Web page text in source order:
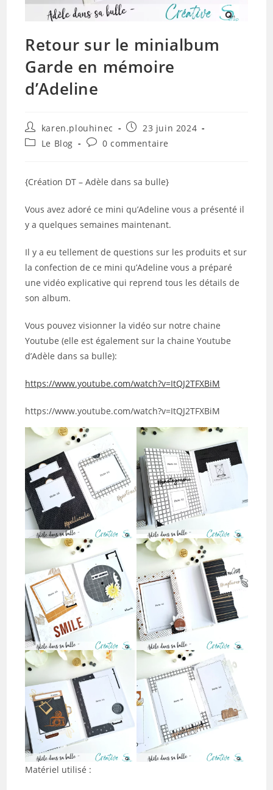
Retour sur le minialbum
Garde en mémoire
d’Adeline
Auteur/autrice
de
la
karen.plouhinec
Publication
publiée :
23 juin 2024
PostLe Blog
Commentaires
publication :
0 commentaire
{Création DT – Adèle dans sa bulle}
Vous avez adoré ce mini qu’Adeline vous a présenté il
y a quelques semaines maintenant.
Il y a eu tellement de questions sur les produits et sur
la confection de ce mini qu’Adeline vous a préparé
une vidéo explicative qui reprend tous les détails de
son album.
Vous pouvez visionner la vidéo sur notre chaine
Youtube (elle est également sur la chaine Youtube
d’Adèle dans sa bulle):
https://www.youtube.com/watch?v=ItQJ2TFXBiM
https://www.youtube.com/watch?v=ItQJ2TFXBiM
Matériel utilisé :